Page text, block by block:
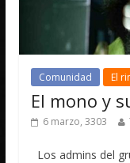
Comunidad El
El mono y
6 marzo, 3303
Los admins del